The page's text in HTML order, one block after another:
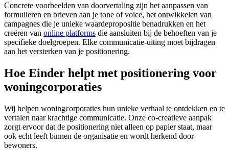
Concrete voorbeelden van doorvertaling zijn het aanpassen van
formulieren en brieven aan je tone of voice, het ontwikkelen van
campagnes die je unieke waardepropositie benadrukken en het
creëren van online platforms die aansluiten bij de behoeften van je
specifieke doelgroepen. Elke communicatie-uiting moet bijdragen
aan het versterken van je positionering.
Hoe Einder helpt met positionering voor
woningcorporaties
Wij helpen woningcorporaties hun unieke verhaal te ontdekken en te
vertalen naar krachtige communicatie. Onze co-creatieve aanpak
zorgt ervoor dat de positionering niet alleen op papier staat, maar
ook echt leeft binnen de organisatie en wordt herkend door
bewoners.